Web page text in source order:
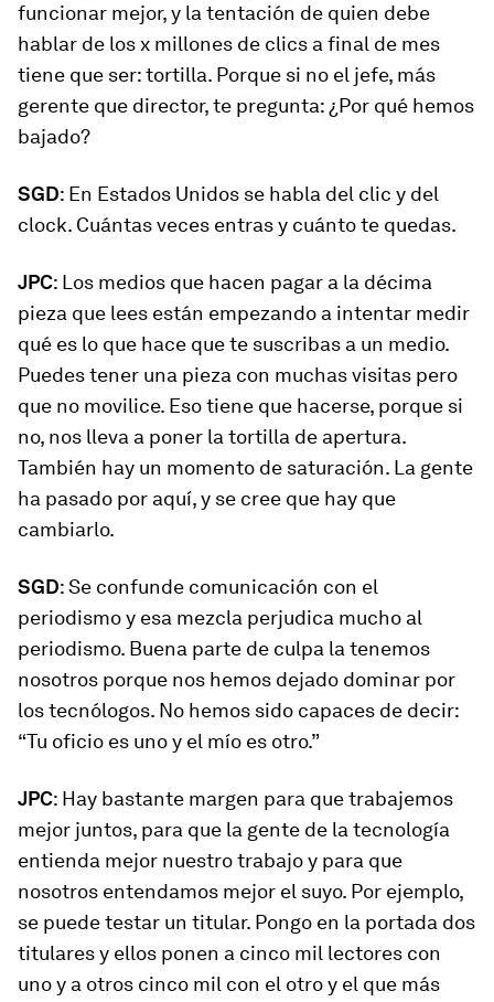
funcionar mejor, y la tentación de quien debe
hablar de los x millones de clics a final de mes
tiene que ser: tortilla. Porque si no el jefe, más
gerente que director, te pregunta: ¿Por qué hemos
bajado?
SGD: En Estados Unidos se habla del clic y del
clock. Cuántas veces entras y cuánto te quedas.
JPC: Los medios que hacen pagar a la décima
pieza que lees están empezando a intentar medir
qué es lo que hace que te suscribas a un medio.
Puedes tener una pieza con muchas visitas pero
que no movilice. Eso tiene que hacerse, porque si
no, nos lleva a poner la tortilla de apertura.
También hay un momento de saturación. La gente
ha pasado por aquí, y se cree que hay que
cambiarlo.
SGD: Se confunde comunicación con el
periodismo y esa mezcla perjudica mucho al
periodismo. Buena parte de culpa la tenemos
nosotros porque nos hemos dejado dominar por
los tecnólogos. No hemos sido capaces de decir:
“Tu oficio es uno y el mío es otro.”
JPC: Hay bastante margen para que trabajemos
mejor juntos, para que la gente de la tecnología
entienda mejor nuestro trabajo y para que
nosotros entendamos mejor el suyo. Por ejemplo,
se puede testar un titular. Pongo en la portada dos
titulares y ellos ponen a cinco mil lectores con
uno y a otros cinco mil con el otro y el que más